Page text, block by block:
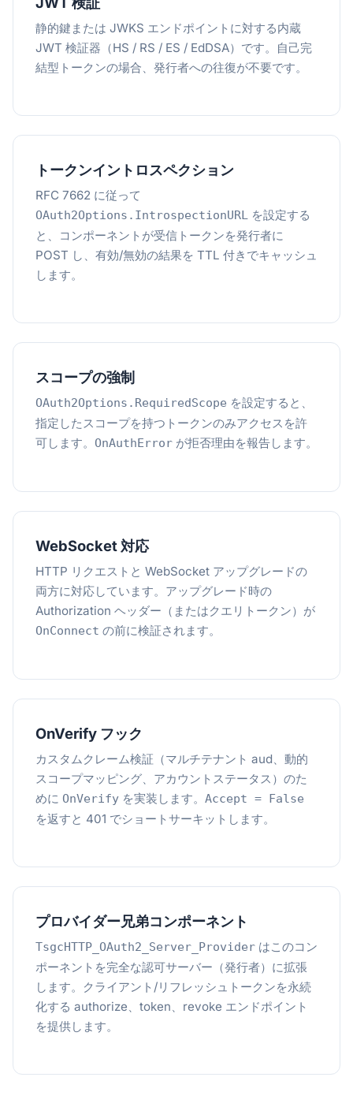
静的鍵または JWKS エンドポイントに対する内蔵
JWT 検証器（HS / RS / ES / EdDSA）です。自己完
結型トークンの場合、発行者への往復が不要です。
トークンイントロスペクション
RFC 7662 に従って
OAuth2Options.IntrospectionURL を設定する
と、コンポーネントが受信トークンを発行者に
POST し、有効/無効の結果を TTL 付きでキャッシュ
します。
スコープの強制
OAuth2Options.RequiredScope を設定すると、
指定したスコープを持つトークンのみアクセスを許
可します。 OnAuthError が拒否理由を報告します。
WebSocket 対応
HTTP リクエストと WebSocket アップグレードの
両方に対応しています。アップグレード時の
Authorization ヘッダー（またはクエリトークン）が
OnConnect の前に検証されます。
OnVerify フック
カスタムクレーム検証（マルチテナント aud、動的
スコープマッピング、アカウントステータス）のた
めに OnVerify を実装します。 Accept = False
を返すと 401 でショートサーキットします。
プロバイダー兄弟コンポーネント
TsgcHTTP_OAuth2_Server_Provider はこのコン
ポーネントを完全な認可サーバー（発行者）に拡張
します。クライアント/リフレッシュトークンを永続
化する authorize、token、revoke エンドポイント
を提供します。